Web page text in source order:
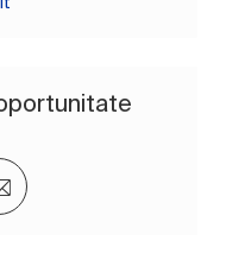
twitter
prin LinkedIn
Distribuiți prin e-